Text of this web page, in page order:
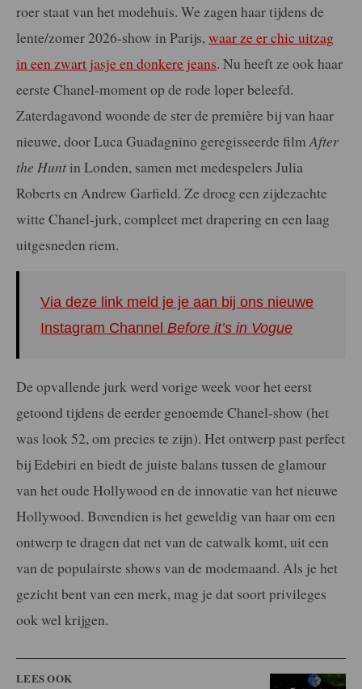
roer staat van het modehuis. We zagen haar tijdens de
lente/zomer 2026-show in Parijs, waar ze er chic uitzag
in een zwart jasje en donkere jeans. Nu heeft ze ook haar
eerste Chanel-moment op de rode loper beleefd.
Zaterdagavond woonde de ster de première bij van haar
nieuwe, door Luca Guadagnino geregisseerde film After
the Hunt in Londen, samen met medespelers Julia
Roberts en Andrew Garfield. Ze droeg een zijdezachte
witte Chanel-jurk, compleet met drapering en een laag
uitgesneden riem.
Via deze link meld je je aan bij ons nieuwe
Instagram ChannelBefore it’s in Vogue
De opvallende jurk werd vorige week voor het eerst
getoond tijdens de eerder genoemde Chanel-show (het
was look 52, om precies te zijn). Het ontwerp past perfect
bij Edebiri en biedt de juiste balans tussen de glamour
van het oude Hollywood en de innovatie van het nieuwe
Hollywood. Bovendien is het geweldig van haar om een
ontwerp te dragen dat net van de catwalk komt, uit een
van de populairste shows van de modemaand. Als je het
gezicht bent van een merk, mag je dat soort privileges
ook wel krijgen.
LEES OOK